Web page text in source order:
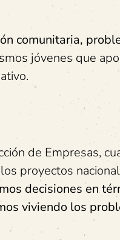
comunitaria,
jóvenes que
de Empresas,
proyectos
decisiones en
viviendo los